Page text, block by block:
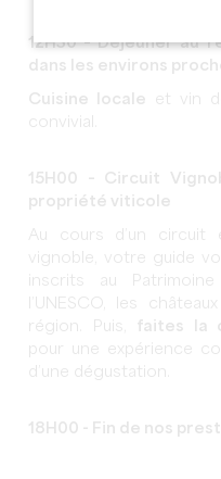
12H30 – Déjeuner au
dans les environs
Cuisine locale et vin
convivial.
15H00 – Circuit
propriété viticole
Au cours d’un circuit
vignoble, votre guide
inscrits au
l’UNESCO, les
région. Puis, faites la
pour une expérience
d’une dégustation.
18H00 - Fin de nos